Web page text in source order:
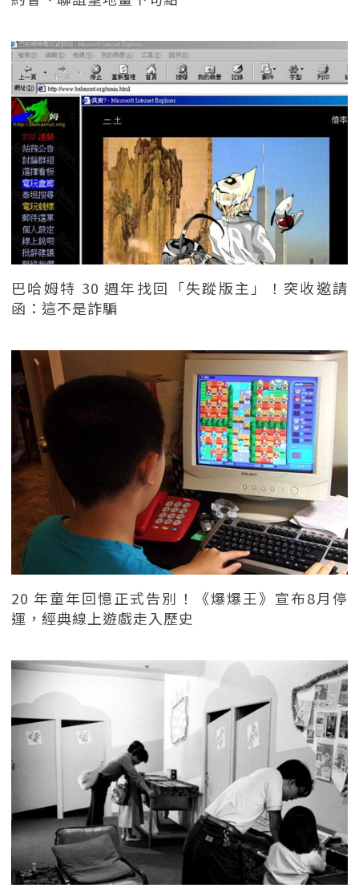
巴哈姆特 30 週年找回「失蹤版主」！突收邀請
函：這不是詐騙
20 年童年回憶正式告別！《爆爆王》宣布8月停
運，經典線上遊戲走入歷史